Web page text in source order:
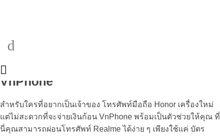
ผ่อนโทรศัพท์ Honor ใช้บัตรประชาชนใบ
เดียว เป็นเจ้าของง่าย ๆ ได้แล้ววันนี้ที่
VnPhone
สำหรับใครที่อยากเป็นเจ้าของ โทรศัพท์มือถือ Honor เครื่องใหม่
แต่ไม่สะดวกที่จะจ่ายเงินก้อน VnPhone พร้อมเป็นตัวช่วยให้คุณ ที่
นี่คุณสามารถผ่อนโทรศัพท์ Realmeได้ง่าย ๆ เพียงใช้แค่ บัตร